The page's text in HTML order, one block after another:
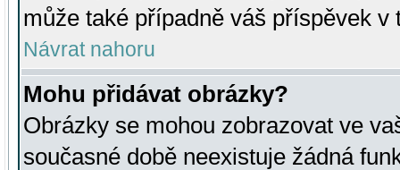
může také případně váš příspěvek v
Návrat nahoru
Mohu přidávat obrázky?
Obrázky se mohou zobrazovat ve
současné době neexistuje žádná